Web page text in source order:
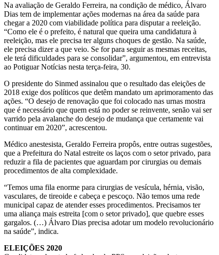
Na avaliação de Geraldo Ferreira, na condição de médico, Álvaro
Dias tem de implementar ações modernas na área da saúde para
chegar a 2020 com viabilidade política para disputar a reeleição.
“Como ele é o prefeito, é natural que queira uma candidatura à
reeleição, mas ele precisa ter alguns choques de gestão. Na saúde,
ele precisa dizer a que veio. Se for para seguir as mesmas receitas,
ele terá dificuldades para se consolidar”, argumentou, em entrevista
ao Potiguar Notícias nesta terça-feira, 30.
O presidente do Sinmed assinalou que o resultado das eleições de
2018 exige dos políticos que detêm mandato um aprimoramento das
ações. “O desejo de renovação que foi colocado nas urnas mostra
que é necessário que quem está no poder se reinvente, senão vai ser
varrido pela avalanche do desejo de mudança que certamente vai
continuar em 2020”, acrescentou.
Médico anestesista, Geraldo Ferreira propôs, entre outras sugestões,
que a Prefeitura do Natal estreite os laços com o setor privado, para
reduzir a fila de pacientes que aguardam por cirurgias ou demais
procedimentos de alta complexidade.
“Temos uma fila enorme para cirurgias de vesícula, hérnia, visão,
vasculares, de tireoide e cabeça e pescoço. Não temos uma rede
municipal capaz de atender esses procedimentos. Precisamos ter
uma aliança mais estreita [com o setor privado], que quebre esses
gargalos. (…) Álvaro Dias precisa adotar um modelo revolucionário
na saúde”, indica.
ELEIÇÕES 2020